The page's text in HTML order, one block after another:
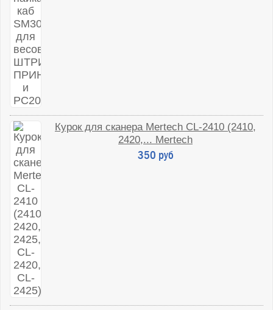
Курок для сканера Mertech CL-2410 (2410,
2420,... Mertech
350 руб